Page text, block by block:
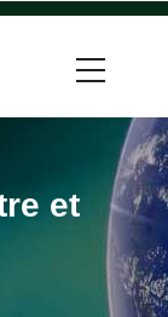
et